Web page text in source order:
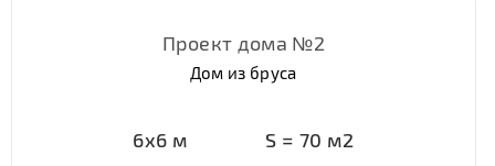
Проект дома №2
Дом из бруса
6х6 м S = 70 м2